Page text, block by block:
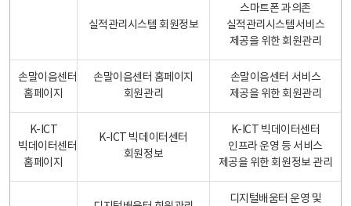
실적관리시스템 회원정보
스마트폰 과의존
실적관리시스템서비스
제공을 위한 회원관리
손말이음센터
홈페이지
손말이음센터 홈페이지
회원관리
손말이음센터 서비스
제공을 위한 회원관리
K-ICT
빅데이터센터
홈페이지
K-ICT 빅데이터센터
회원정보
K-ICT 빅데이터센터
인프라 운영 등 서비스
제공을 위한 회원정보 관리
디지털배움터 운영 및